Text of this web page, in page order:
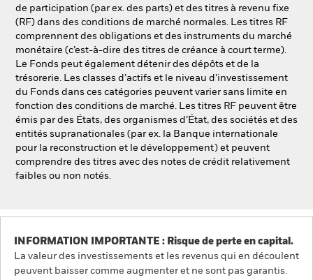
de participation (par ex. des parts) et des titres à revenu fixe
(RF) dans des conditions de marché normales. Les titres RF
comprennent des obligations et des instruments du marché
monétaire (c’est-à-dire des titres de créance à court terme).
Le Fonds peut également détenir des dépôts et de la
trésorerie. Les classes d’actifs et le niveau d’investissement
du Fonds dans ces catégories peuvent varier sans limite en
fonction des conditions de marché. Les titres RF peuvent être
émis par des États, des organismes d’État, des sociétés et des
entités supranationales (par ex. la Banque internationale
pour la reconstruction et le développement) et peuvent
comprendre des titres avec des notes de crédit relativement
faibles ou non notés.
INFORMATION IMPORTANTE : Risque de perte en capital.
La valeur des investissements et les revenus qui en découlent
peuvent baisser comme augmenter et ne sont pas garantis.